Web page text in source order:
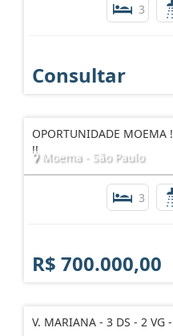
3
Consultar
OPORTUNIDADE MOEMA
!!Moema - São Paulo
3
R$ 700.000,00
V. MARIANA - 3 DS - 2 VG